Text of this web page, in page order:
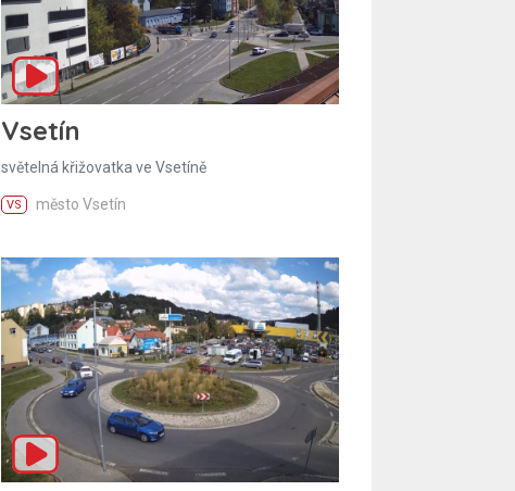
Vsetín
světelná křižovatka ve Vsetíně
VS město Vsetín